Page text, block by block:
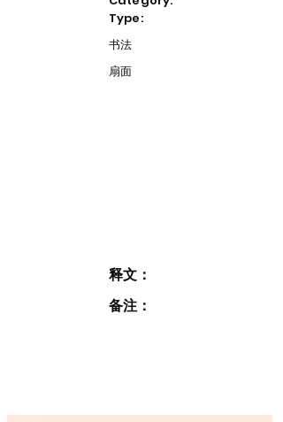
Type:
书法
扇面
释文：
备注：